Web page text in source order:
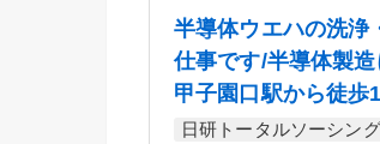
半導体ウエハの洗浄
仕事です/半導体製
甲子園口駅から徒歩
日研トータルソーシン